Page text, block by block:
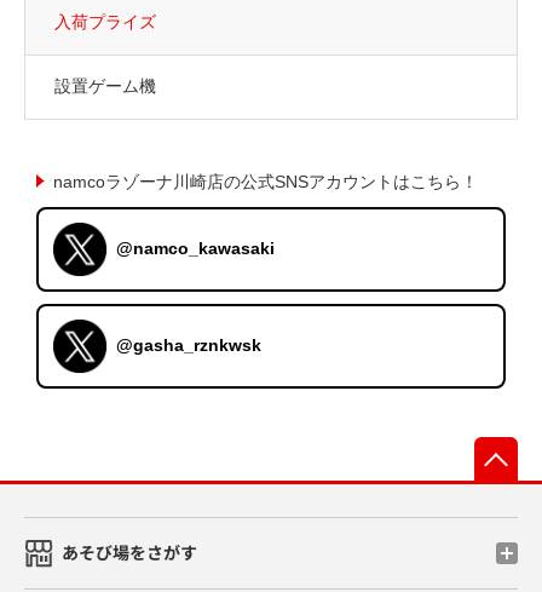
入荷プライズ
設置ゲーム機
namcoラゾーナ川崎店の公式SNSアカウントはこちら！
@namco_kawasaki
@gasha_rznkwsk
あそび場をさがす